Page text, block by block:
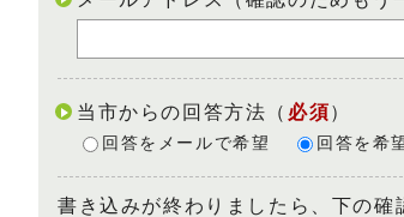
当市からの回答方法 （ 必須）
回答をメールで希望 回答を希
書き込みが終わりましたら、下の確